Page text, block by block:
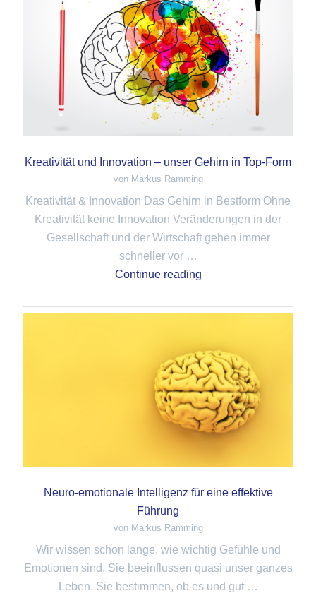
Kreativität und Innovation – unser Gehirn in Top-Form
von Markus Ramming
Kreativität & Innovation Das Gehirn in Bestform Ohne
Kreativität keine Innovation Veränderungen in der
Gesellschaft und der Wirtschaft gehen immer
schneller vor …
Continue reading
Neuro-emotionale Intelligenz für eine effektive
Führung
von Markus Ramming
Wir wissen schon lange, wie wichtig Gefühle und
Emotionen sind. Sie beeinflussen quasi unser ganzes
Leben. Sie bestimmen, ob es und gut …